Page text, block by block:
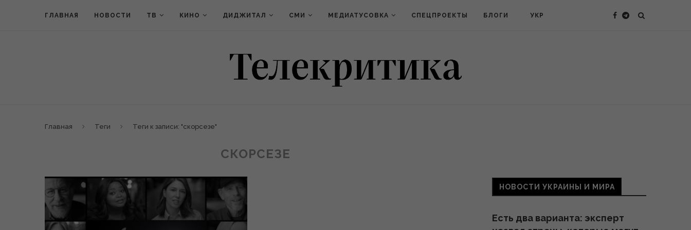
ГЛАВНАЯ НОВОСТИ ТВ КИНО ДИДЖИТАЛ СМИ МЕДИАТУСОВКА СПЕЦПРОЕКТЫ БЛОГИ УКР
Главная Теги Теги к записи: "скорсезе"
СКОРСЕЗЕ
НОВОСТИ УКРАИНЫ И МИРА
Есть два варианта: эксперт